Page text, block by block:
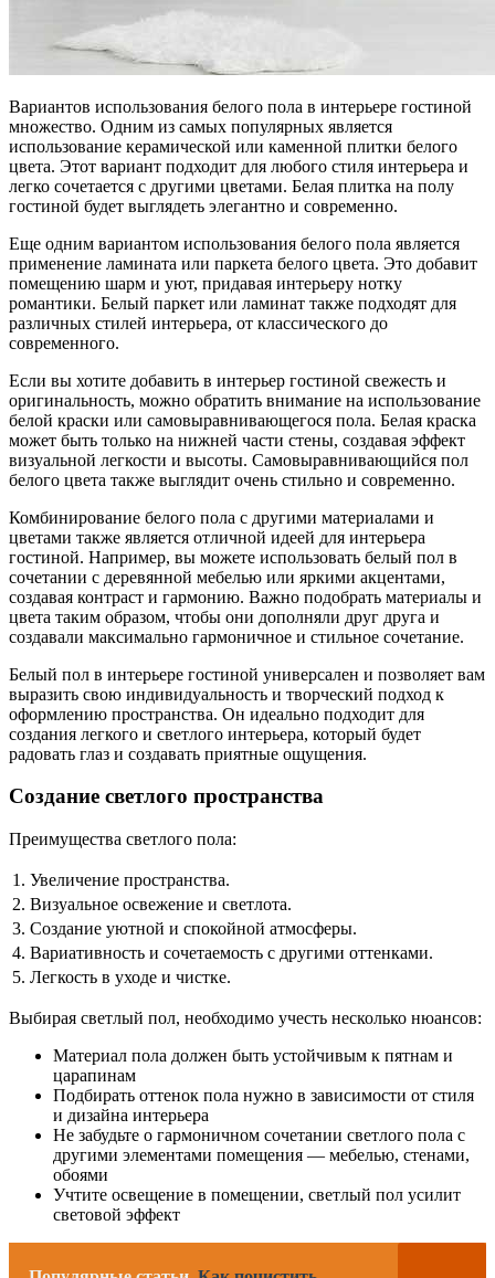
Вариантов использования белого пола в интерьере гостиной
множество. Одним из самых популярных является
использование керамической или каменной плитки белого
цвета. Этот вариант подходит для любого стиля интерьера и
легко сочетается с другими цветами. Белая плитка на полу
гостиной будет выглядеть элегантно и современно.
Еще одним вариантом использования белого пола является
применение ламината или паркета белого цвета. Это добавит
помещению шарм и уют, придавая интерьеру нотку
романтики. Белый паркет или ламинат также подходят для
различных стилей интерьера, от классического до
современного.
Если вы хотите добавить в интерьер гостиной свежесть и
оригинальность, можно обратить внимание на использование
белой краски или самовыравнивающегося пола. Белая краска
может быть только на нижней части стены, создавая эффект
визуальной легкости и высоты. Самовыравнивающийся пол
белого цвета также выглядит очень стильно и современно.
Комбинирование белого пола с другими материалами и
цветами также является отличной идеей для интерьера
гостиной. Например, вы можете использовать белый пол в
сочетании с деревянной мебелью или яркими акцентами,
создавая контраст и гармонию. Важно подобрать материалы и
цвета таким образом, чтобы они дополняли друг друга и
создавали максимально гармоничное и стильное сочетание.
Белый пол в интерьере гостиной универсален и позволяет вам
выразить свою индивидуальность и творческий подход к
оформлению пространства. Он идеально подходит для
создания легкого и светлого интерьера, который будет
радовать глаз и создавать приятные ощущения.
Создание светлого пространства
Преимущества светлого пола:
1. Увеличение пространства.
2. Визуальное освежение и светлота.
3. Создание уютной и спокойной атмосферы.
4. Вариативность и сочетаемость с другими оттенками.
5. Легкость в уходе и чистке.
Выбирая светлый пол, необходимо учесть несколько нюансов:
Материал пола должен быть устойчивым к пятнам и
царапинам
Подбирать оттенок пола нужно в зависимости от стиля
и дизайна интерьера
Не забудьте о гармоничном сочетании светлого пола с
другими элементами помещения — мебелью, стенами,
обоями
Учтите освещение в помещении, светлый пол усилит
световой эффект